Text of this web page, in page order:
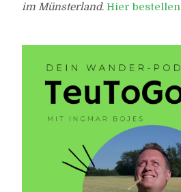
im Münsterland. Hier bestellen